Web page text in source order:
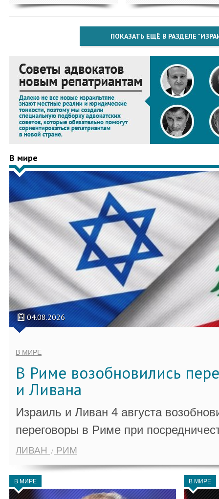
ПОКАЗАТЬ ЕЩЁ В РАЗДЕЛЕ
В мире
04.08.2026
В МИРЕ
В Риме возобновились
и Ливана
Израиль и Ливан 4 августа
переговоры в Риме при
ЛИВАН РИМ
В МИРЕ В МИРЕ